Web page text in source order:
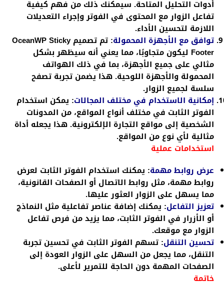
أدوات التحليل المتاحة. سيمكنك ذلك من فهم كيفية
تفاعل الزوار مع المحتوى في الفوتر وإجراء التعديلات
اللازمة لتحسين الأداء.
توافق مع الأجهزة المحمولة:
تم تصميم OceanWP Sticky
Footer ليكون متجاوبًا، مما يعني أنه سيظهر بشكل
مثالي على جميع الأجهزة، بما في ذلك الهواتف
المحمولة والأجهزة اللوحية. هذا يضمن تجربة تصفح
سلسة لجميع الزوار.
إمكانية الاستخدام في مختلف المجالات: يمكن استخدام
الفوتر الثابت في مختلف أنواع المواقع، من المدونات
الشخصية إلى مواقع التجارة الإلكترونية. هذا يجعله أداة
مثالية لأي نوع من المواقع.
استخدامات عملية
عرض روابط مهمة: يمكنك استخدام الفوتر الثابت لعرض
روابط مهمة، مثل روابط الاتصال أو الصفحات القانونية،
مما يسهل على الزوار العثور عليها.
تعزيز التفاعل: يمكنك إضافة عناصر تفاعلية مثل النماذج
أو الأزرار في الفوتر الثابت، مما يزيد من فرص تفاعل
الزوار مع موقعك.
تحسين التنقل: تسهم الفوتر الثابت في تحسين تجربة
التنقل، مما يجعل من السهل على الزوار العودة إلى
الصفحات المهمة دون الحاجة للتمرير لأعلى.
خاتمة